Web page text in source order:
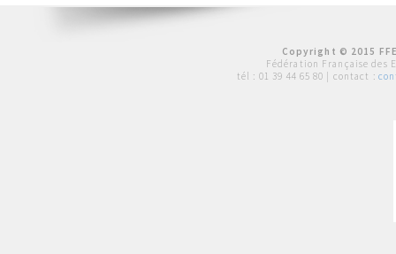
Copyright © 2015
Fédération Française des
tél : 01 39 44 65 80 | contact :